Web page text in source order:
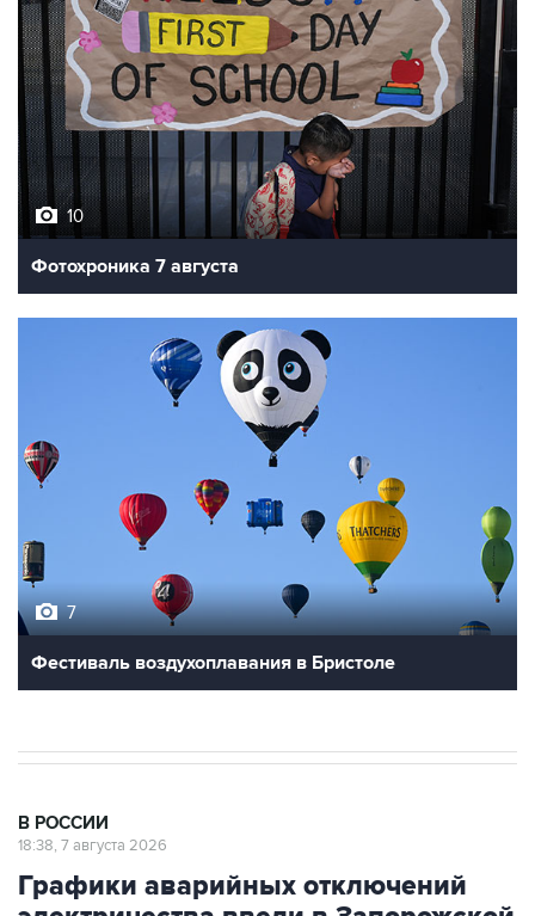
10
Фотохроника 7 августа
Фестиваль воздухоплавания в Бристоле
Графики аварийных отключений
электричества ввели в Запорожской
области